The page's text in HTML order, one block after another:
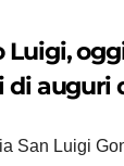
auguri
San Luigi